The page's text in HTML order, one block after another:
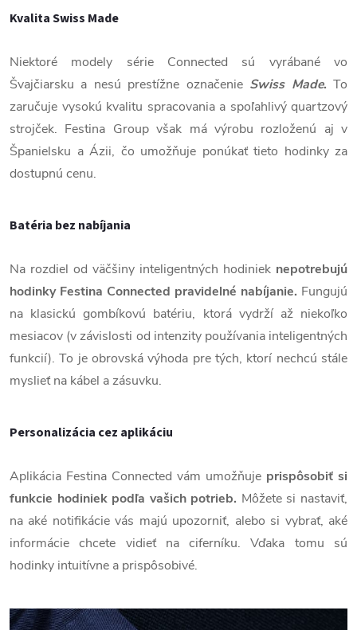
Kvalita Swiss Made
Niektoré modely série Connected sú vyrábané vo
Švajčiarsku a nesú prestížne označenie Swiss Made. To
zaručuje vysokú kvalitu spracovania a spoľahlivý quartzový
strojček. Festina Group však má výrobu rozloženú aj v
Španielsku a Ázii, čo umožňuje ponúkať tieto hodinky za
dostupnú cenu.
Batéria bez nabíjania
Na rozdiel od väčšiny inteligentných hodiniek nepotrebujú
hodinky Festina Connected pravidelné nabíjanie. Fungujú
na klasickú gombíkovú batériu, ktorá vydrží až niekoľko
mesiacov (v závislosti od intenzity používania inteligentných
funkcií). To je obrovská výhoda pre tých, ktorí nechcú stále
myslieť na kábel a zásuvku.
Personalizácia cez aplikáciu
Aplikácia Festina Connected vám umožňuje prispôsobiť si
funkcie hodiniek podľa vašich potrieb. Môžete si nastaviť,
na aké notifikácie vás majú upozorniť, alebo si vybrať, aké
informácie chcete vidieť na ciferníku. Vďaka tomu sú
hodinky intuitívne a prispôsobivé.